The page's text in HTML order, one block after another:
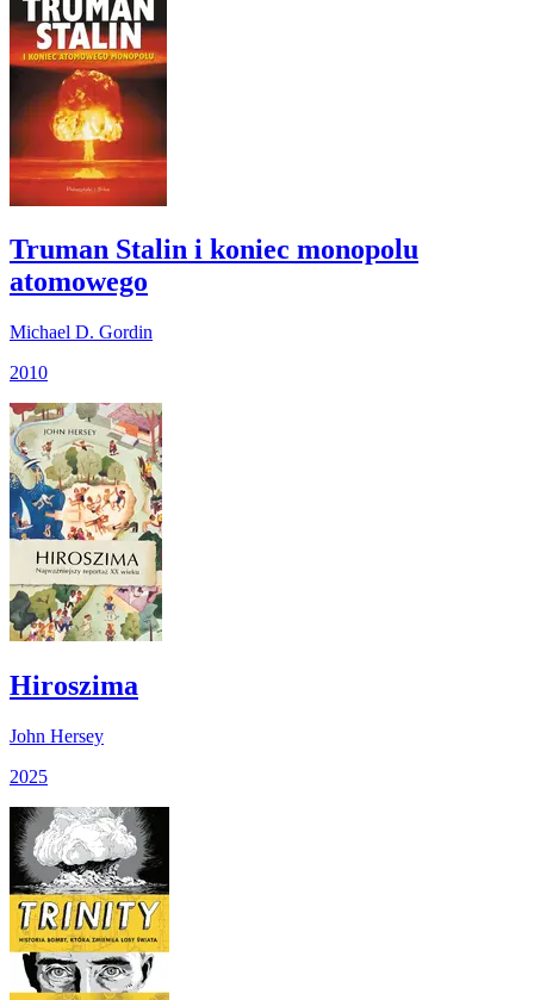
Truman Stalin i koniec monopolu
atomowego
Michael D. Gordin
2010
Hiroszima
John Hersey
2025